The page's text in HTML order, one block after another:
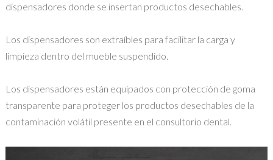
dispensadores donde se insertan productos desechables.
Los dispensadores son extraíbles para facilitar la carga y
limpieza dentro del mueble suspendido.
Los dispensadores están equipados con protección de goma
transparente para proteger los productos desechables de la
contaminación volátil presente en el consultorio dental.